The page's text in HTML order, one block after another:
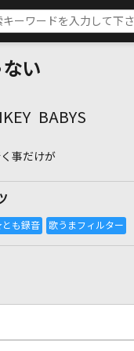
い
BABYS
事だけが